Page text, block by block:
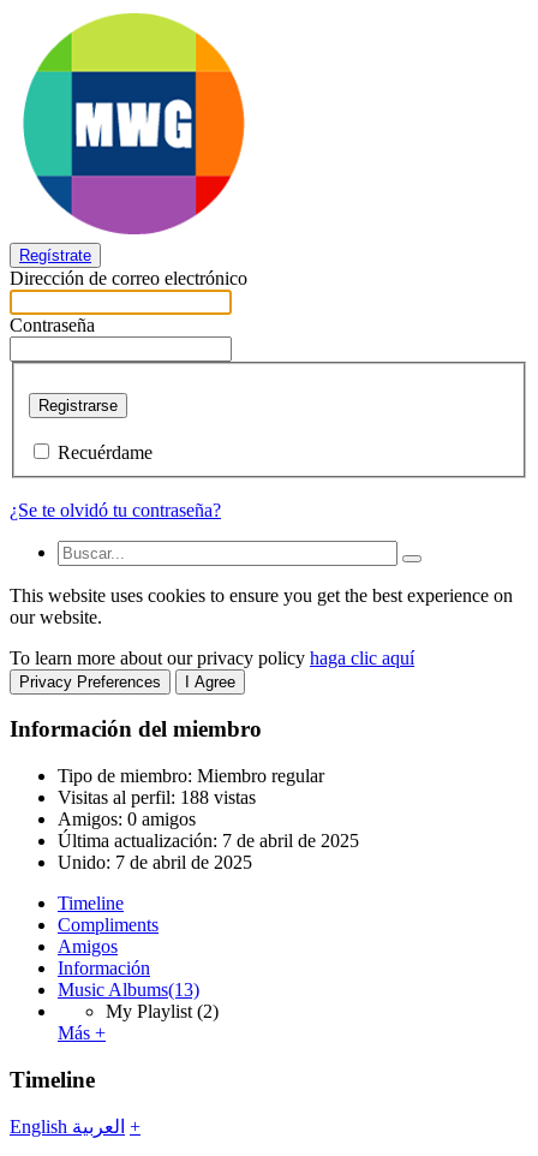
Regístrate
Dirección de correo electrónico
Contraseña
Registrarse
Recuérdame
¿Se te olvidó tu contraseña?
This website uses cookies to ensure you get the best experience on
our website.
To learn more about our privacy policy haga clic aquí
Privacy Preferences I Agree
Información del miembro
Tipo de miembro: Miembro regular
Visitas al perfil: 188 vistas
Amigos: 0 amigos
Última actualización: 7 de abril de 2025
Unido: 7 de abril de 2025
Timeline
Compliments
Amigos
Información
Music Albums(13)
My Playlist (2)
Más +
Timeline
English العربية +